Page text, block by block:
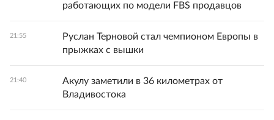
работающих по модели FBS продавцов
21:55
Руслан Терновой стал чемпионом Европы в
прыжках с вышки
21:40
Акулу заметили в 36 километрах от
Владивостока